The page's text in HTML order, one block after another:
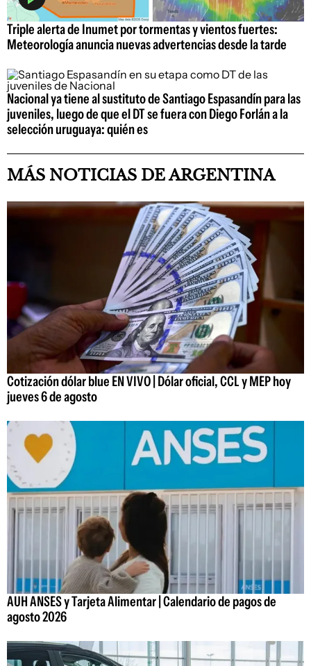
Triple alerta de Inumet por tormentas y vientos fuertes:
Meteorología anuncia nuevas advertencias desde la tarde
Nacional ya tiene al sustituto de Santiago Espasandín para las
juveniles, luego de que el DT se fuera con Diego Forlán a la
selección uruguaya: quién es
MÁS NOTICIAS DE ARGENTINA
Cotización dólar blue EN VIVO | Dólar oficial, CCL y MEP hoy
jueves 6 de agosto
AUH ANSES y Tarjeta Alimentar | Calendario de pagos de
agosto 2026